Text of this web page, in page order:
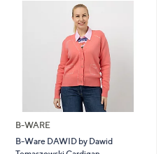
B-WARE
B-Ware DAWID by Dawid